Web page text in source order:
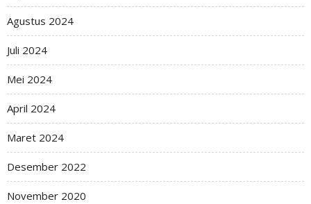
Agustus 2024
Juli 2024
Mei 2024
April 2024
Maret 2024
Desember 2022
November 2020